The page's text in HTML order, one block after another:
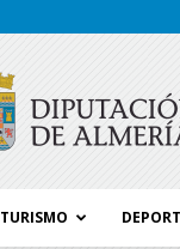
TURISMO